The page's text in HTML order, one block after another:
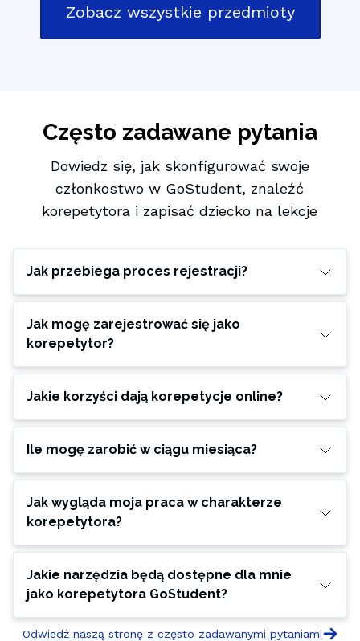
Zobacz wszystkie przedmioty
Często zadawane pytania
Dowiedz się, jak skonfigurować swoje
członkostwo w GoStudent, znaleźć
korepetytora i zapisać dziecko na lekcje
Jak przebiega proces rejestracji?
Jak mogę zarejestrować się jako
korepetytor?
Jakie korzyści dają korepetycje online?
Ile mogę zarobić w ciągu miesiąca?
Jak wygląda moja praca w charakterze
korepetytora?
Jakie narzędzia będą dostępne dla mnie
jako korepetytora GoStudent?
Odwiedź naszą stronę z często zadawanymi pytaniami